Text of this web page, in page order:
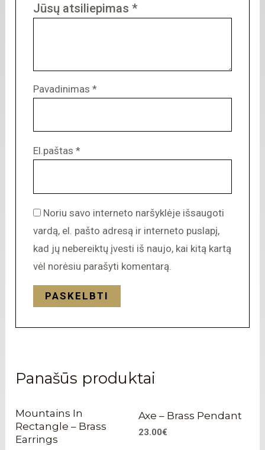
Jūsų atsiliepimas *
Pavadinimas *
El.paštas *
Noriu savo interneto naršyklėje išsaugoti
vardą, el. pašto adresą ir interneto puslapį,
kad jų nebereiktų įvesti iš naujo, kai kitą kartą
vėl norėsiu parašyti komentarą.
Panašūs produktai
Mountains In
Rectangle – Brass
Earrings
Axe – Brass Pendant
23.00€